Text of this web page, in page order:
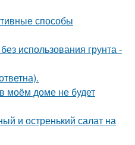
способы
использования грунта -
моём доме не будет
и остренький салат на